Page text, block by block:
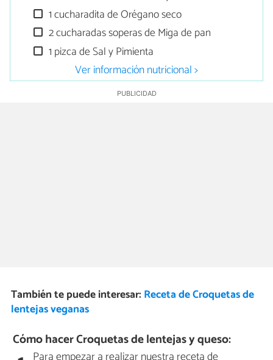
1 cucharadita de Orégano seco
2 cucharadas soperas de Miga de pan
1 pizca de Sal y Pimienta
Ver información nutricional >
También te puede interesar: Receta de Croquetas de
lentejas veganas
Cómo hacer Croquetas de lentejas y queso: